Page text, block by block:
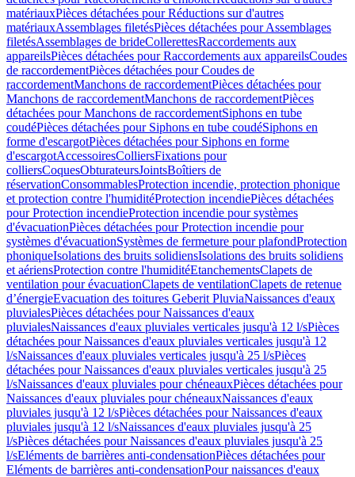
matériauxPièces détachées pour Réductions sur d'autres
matériauxAssemblages filetésPièces détachées pour Assemblages
filetésAssemblages de brideCollerettesRaccordements aux
appareilsPièces détachées pour Raccordements aux appareilsCoudes
de raccordementPièces détachées pour Coudes de
raccordementManchons de raccordementPièces détachées pour
Manchons de raccordementManchons de raccordementPièces
détachées pour Manchons de raccordementSiphons en tube
coudéPièces détachées pour Siphons en tube coudéSiphons en
forme d'escargotPièces détachées pour Siphons en forme
d'escargotAccessoiresColliersFixations pour
colliersCoquesObturateursJointsBoîtiers de
réservationConsommablesProtection incendie, protection phonique
et protection contre l'humiditéProtection incendiePièces détachées
pour Protection incendieProtection incendie pour systèmes
d'évacuationPièces détachées pour Protection incendie pour
systèmes d'évacuationSystèmes de fermeture pour plafondProtection
phoniqueIsolations des bruits solidiensIsolations des bruits solidiens
et aériensProtection contre l'humiditéEtanchementsClapets de
ventilation pour évacuationClapets de ventilationClapets de retenue
d’énergieEvacuation des toitures Geberit PluviaNaissances d'eaux
pluvialesPièces détachées pour Naissances d'eaux
pluvialesNaissances d'eaux pluviales verticales jusqu'à 12 l/sPièces
détachées pour Naissances d'eaux pluviales verticales jusqu'à 12
l/sNaissances d'eaux pluviales verticales jusqu'à 25 l/sPièces
détachées pour Naissances d'eaux pluviales verticales jusqu'à 25
l/sNaissances d'eaux pluviales pour chéneauxPièces détachées pour
Naissances d'eaux pluviales pour chéneauxNaissances d'eaux
pluviales jusqu'à 12 l/sPièces détachées pour Naissances d'eaux
pluviales jusqu'à 12 l/sNaissances d'eaux pluviales jusqu'à 25
l/sPièces détachées pour Naissances d'eaux pluviales jusqu'à 25
l/sEléments de barrières anti-condensationPièces détachées pour
Eléments de barrières anti-condensationPour naissances d'eaux